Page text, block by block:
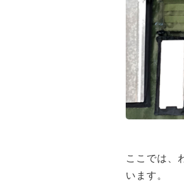
ここでは、
います。